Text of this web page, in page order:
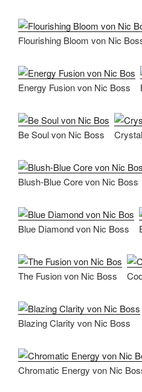
Flourishing Bloom von Nic
Energy Fusion von Nic Boss
Be Soul von Nic Boss
Blush-Blue Core von Nic Boss
Blue Diamond von Nic Boss
The Fusion von Nic Boss
Blazing Clarity von Nic Boss
Chromatic Energy von Nic